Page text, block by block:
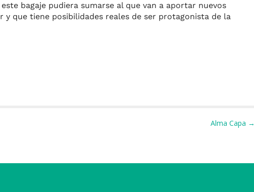
bagaje pudiera sumarse al que van a aportar nuevos
y que tiene posibilidades reales de ser protagonista de la
Alma Capa →